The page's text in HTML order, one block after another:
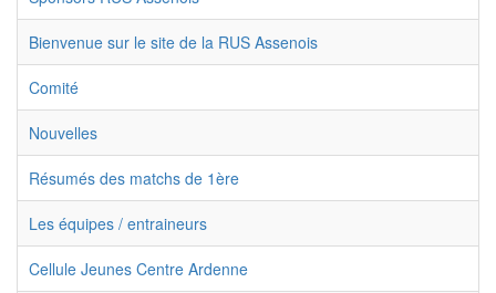
Bienvenue sur le site de la RUS Assenois
Comité
Nouvelles
Résumés des matchs de 1ère
Les équipes / entraineurs
Cellule Jeunes Centre Ardenne